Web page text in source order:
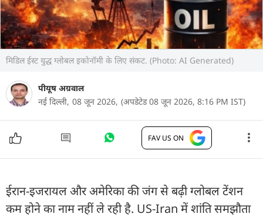
मिडिल ईस्ट युद्ध ग्लोबल इकोनॉमी के लिए संकट. (Photo: AI Generated)
पीयूष अग्रवाल
नई दिल्ली, 08 जून 2026, (अपडेटेड 08 जून 2026, 8:16 PM IST)
FAV US ON
ईरान-इजरायल और अमेरिका की जंग से बढ़ी ग्लोबल टेंशन
कम होने का नाम नहीं ले रही है. US-Iran में शांति समझौता